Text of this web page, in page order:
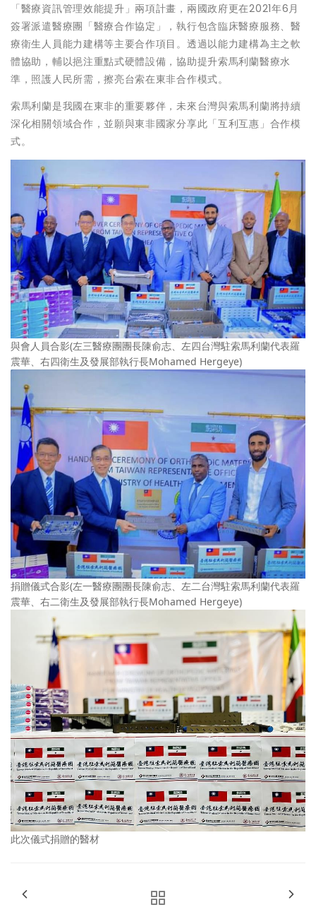
「醫療資訊管理效能提升」兩項計畫，兩國政府更在2021年6月
簽署派遣醫療團「醫療合作協定」，執行包含臨床醫療服務、醫
療衛生人員能力建構等主要合作項目。透過以能力建構為主之軟
體協助，輔以挹注重點式硬體設備，協助提升索馬利蘭醫療水
準，照護人民所需，擦亮台索在東非合作模式。
索馬利蘭是我國在東非的重要夥伴，未來台灣與索馬利蘭將持續
深化相關領域合作，並願與東非國家分享此「互利互惠」合作模
式。
與會人員合影(左三醫療團團長陳俞志、左四台灣駐索馬利蘭代表羅
震華、右四衛生及發展部執行長Mohamed Hergeye)
捐贈儀式合影(左一醫療團團長陳俞志、左二台灣駐索馬利蘭代表羅
震華、右二衛生及發展部執行長Mohamed Hergeye)
此次儀式捐贈的醫材